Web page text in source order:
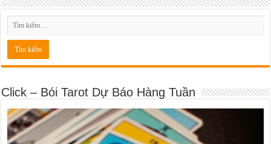
Click – Bói Tarot Dự Báo Hàng Tuần